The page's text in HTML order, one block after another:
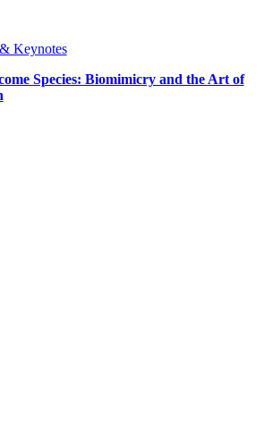
Keynotes
Species: Biomimicry and the Art of